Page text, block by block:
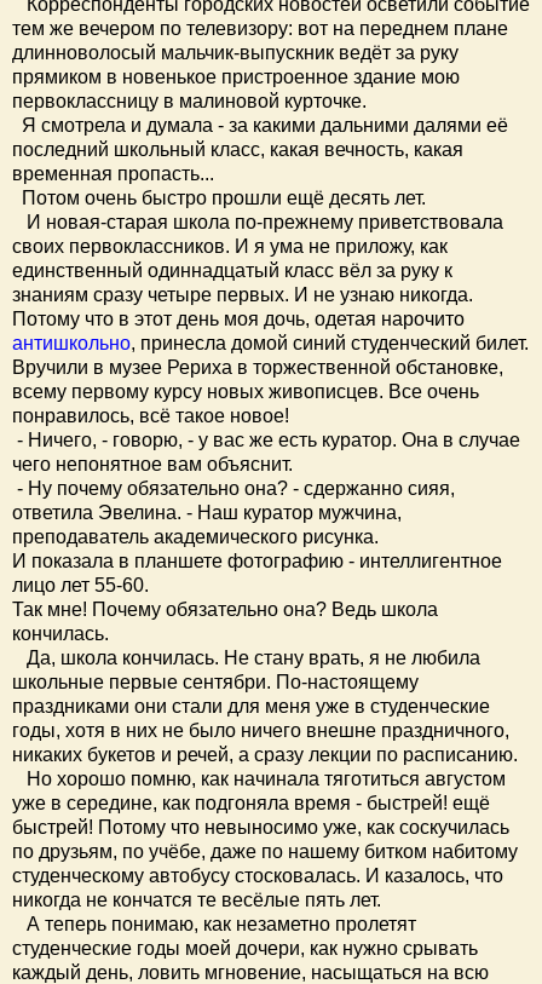
тем же вечером по телевизору: вот на переднем плане
длинноволосый мальчик-выпускник ведёт за руку
прямиком в новенькое пристроенное здание мою
первоклассницу в малиновой курточке.
Я смотрела и думала - за какими дальними далями её
последний школьный класс, какая вечность, какая
временная пропасть...
Потом очень быстро прошли ещё десять лет.
И новая-старая школа по-прежнему приветствовала
своих первоклассников. И я ума не приложу, как
единственный одиннадцатый класс вёл за руку к
знаниям сразу четыре первых. И не узнаю никогда.
Потому что в этот день моя дочь, одетая нарочито
антишкольно, принесла домой синий студенческий билет.
Вручили в музее Рериха в торжественной обстановке,
всему первому курсу новых живописцев. Все очень
понравилось, всё такое новое!
- Ничего, - говорю, - у вас же есть куратор. Она в случае
чего непонятное вам объяснит.
- Ну почему обязательно она? - сдержанно сияя,
ответила Эвелина. - Наш куратор мужчина,
преподаватель академического рисунка.
И показала в планшете фотографию - интеллигентное
лицо лет 55-60.
Так мне! Почему обязательно она? Ведь школа
кончилась.
Да, школа кончилась. Не стану врать, я не любила
школьные первые сентябри. По-настоящему
праздниками они стали для меня уже в студенческие
годы, хотя в них не было ничего внешне праздничного,
никаких букетов и речей, а сразу лекции по расписанию.
Но хорошо помню, как начинала тяготиться августом
уже в середине, как подгоняла время - быстрей! ещё
быстрей! Потому что невыносимо уже, как соскучилась
по друзьям, по учёбе, даже по нашему битком набитому
студенческому автобусу стосковалась. И казалось, что
никогда не кончатся те весёлые пять лет.
А теперь понимаю, как незаметно пролетят
студенческие годы моей дочери, как нужно срывать
каждый день, ловить мгновение, насыщаться на всю